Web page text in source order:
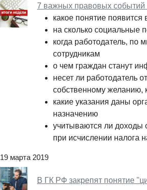
7 важных правовых событий
какое понятие появится
на сколько социальные
когда работодатель, по
сотрудникам
о чем граждан станут
несет ли работодатель
собственному желанию,
какие указания даны
назначению
учитываются ли доходы
при исчислении налога
19 марта 2019
В ГК РФ закрепят понятие